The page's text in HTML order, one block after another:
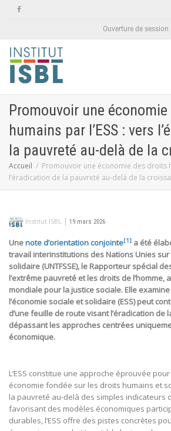
Ouverture de session
Promouvoir une
humains par l’ESS : vers
la pauvreté au-delà de la
Accueil
Promouvoir une économie des droits
l’éradication de la pauvreté au-delà de la
Institut ISBL | 19 mars 2026
Unenote d’orientation conjointe[1] a été
travail interinstitutions des Nations Unies sur
solidaire (UNTFSSE), le Rapporteur spécial
l’extrême pauvreté et les droits de l’homme,
mondiale pour la justice sociale. Elle
l’économie sociale et solidaire (ESS) peut
d’une feuille de route visant l’éradication de
dépassant les approches centrées
économique.
L’ESS constitue une approche éprouvée
économie fondée sur les droits humains et
la pauvreté au-delà des simples indicateurs
favorisant des modèles économiques
durables, l’ESS offre des pistes concrètes